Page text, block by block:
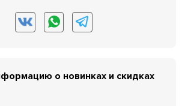
о новинках и скидках